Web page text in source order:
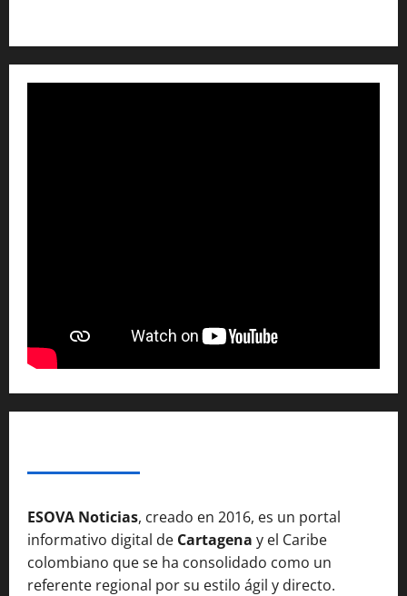
ESOVA Noticias, creado en 2016, es un portal
informativo digital de Cartagena y el Caribe
colombiano que se ha consolidado como un
referente regional por su estilo ágil y directo.